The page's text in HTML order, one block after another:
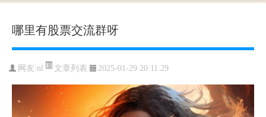
哪里有股票交流群呀
网友:nl 文章列表 2025-01-29 20:11:29